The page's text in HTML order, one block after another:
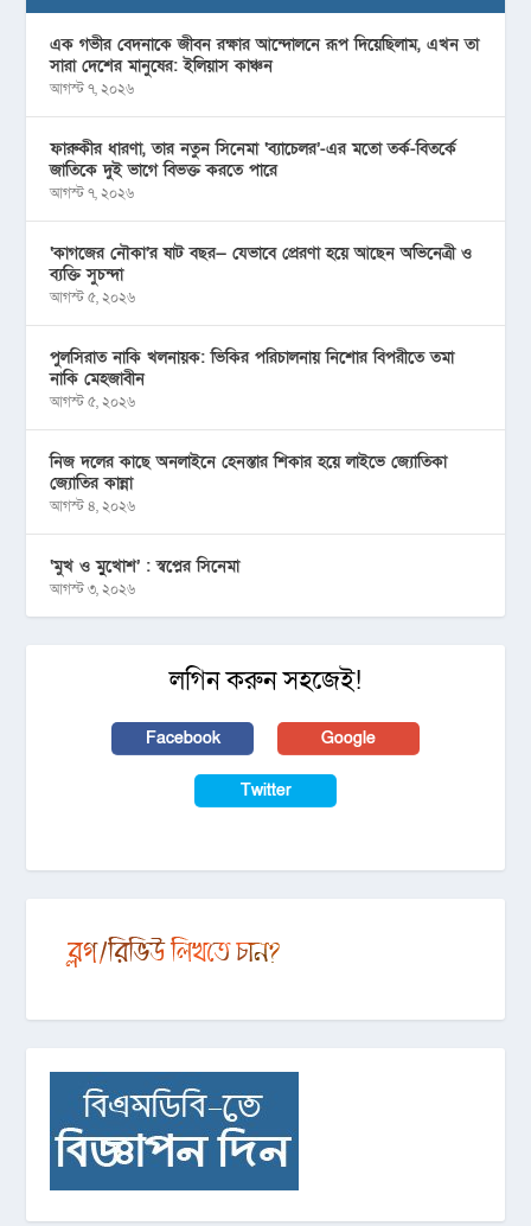
এক গভীর বেদনাকে জীবন রক্ষার আন্দোলনে রূপ দিয়েছিলাম, এখন তা
সারা দেশের মানুষের: ইলিয়াস কাঞ্চন
আগস্ট ৭, ২০২৬
ফারুকীর ধারণা, তার নতুন সিনেমা ‘ব্যাচেলর’-এর মতো তর্ক-বিতর্কে
জাতিকে দুই ভাগে বিভক্ত করতে পারে
আগস্ট ৭, ২০২৬
‘কাগজের নৌকা’র ষাট বছর— যেভাবে প্রেরণা হয়ে আছেন অভিনেত্রী ও
ব্যক্তি সুচন্দা
আগস্ট ৫, ২০২৬
পুলসিরাত নাকি খলনায়ক: ভিকির পরিচালনায় নিশোর বিপরীতে তমা
নাকি মেহজাবীন
আগস্ট ৫, ২০২৬
নিজ দলের কাছে অনলাইনে হেনস্তার শিকার হয়ে লাইভে জ্যোতিকা
জ্যোতির কান্না
আগস্ট ৪, ২০২৬
‘মুখ ও মু্খোশ’ : স্বপ্নের সিনেমা
আগস্ট ৩, ২০২৬
লগিন করুন সহজেই!
Facebook Google
Twitter